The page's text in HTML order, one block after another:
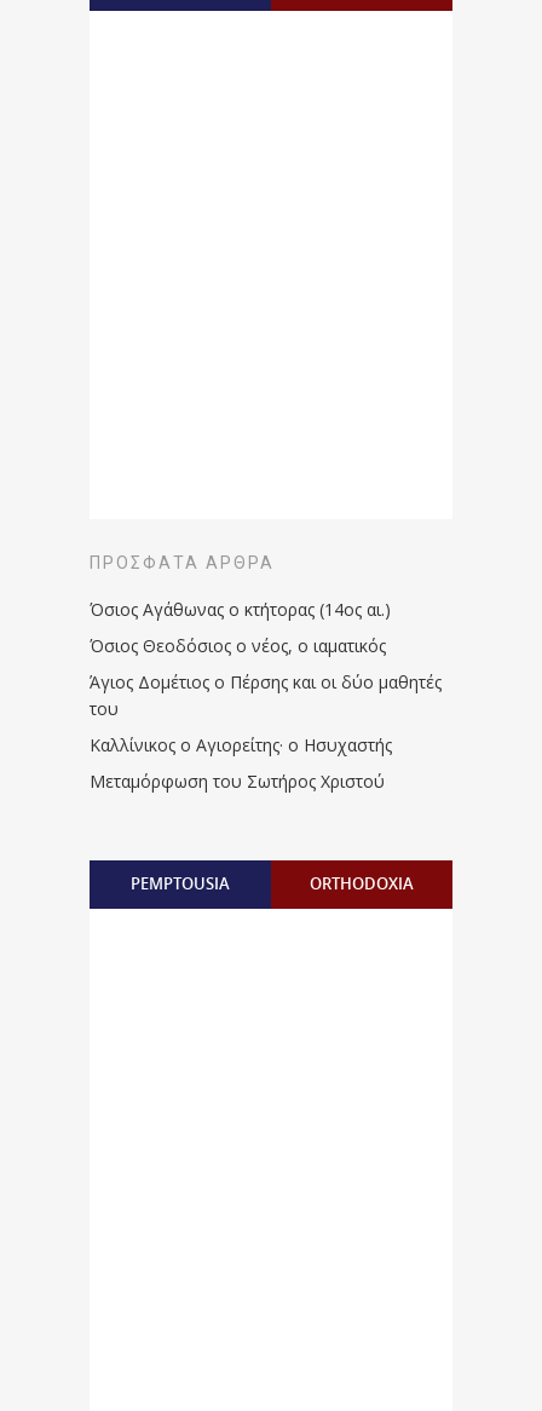
ΠΡΌΣΦΑΤΑ ΆΡΘΡΑ
Όσιος Αγάθωνας ο κτήτορας (14ος αι.)
Όσιος Θεοδόσιος ο νέος, ο ιαματικός
Άγιος Δομέτιος ο Πέρσης και οι δύο μαθητές
του
Καλλίνικος ο Αγιορείτης · ο Ησυχαστής
Μεταμόρφωση του Σωτήρος Χριστού
PEMPTOUSIA ORTHODOXIA